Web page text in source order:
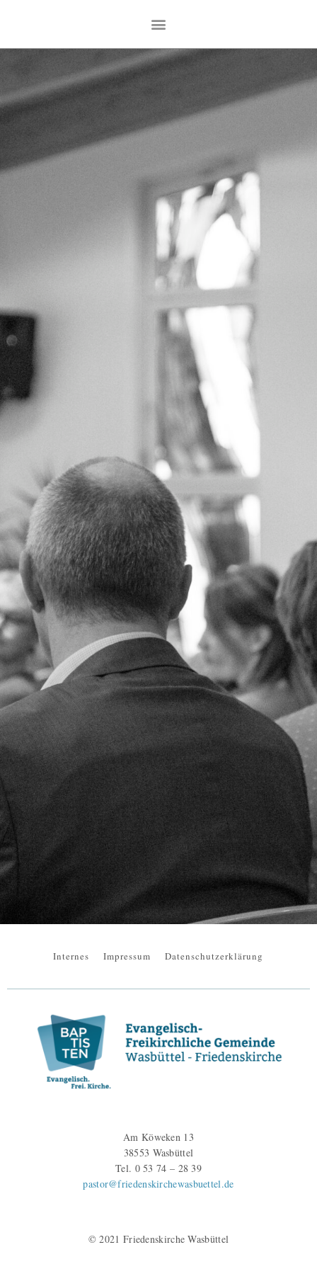
Internes Impressum Datenschutzerklärung
Am Köweken 13
38553 Wasbüttel
Tel. 0 53 74 – 28 39
pastor@friedenskirchewasbuettel.de
© 2021 Friedenskirche Wasbüttel